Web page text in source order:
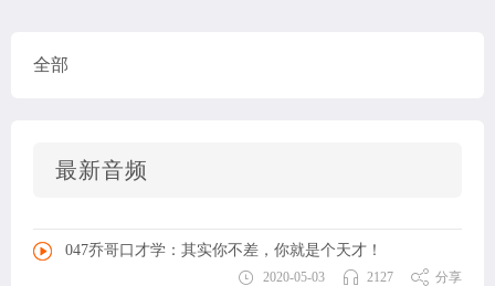
全部
最新音频
047乔哥口才学：其实你不差，你就是个天才！
2020-05-03 2127 分享